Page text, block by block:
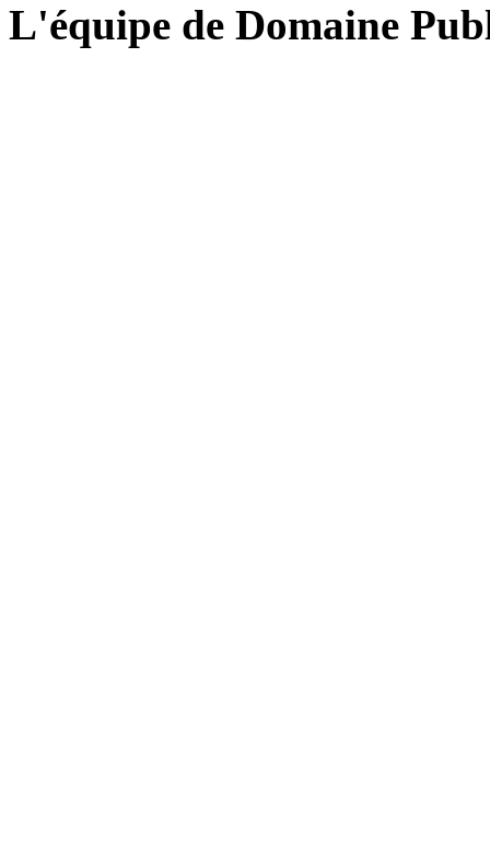
L'équipe de Domaine